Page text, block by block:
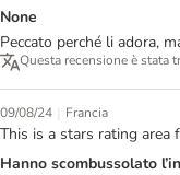
None
Peccato perché li adora,
Questa recensione è stata
09/08/24 | Francia
This is a stars rating area
Hanno scombussolato